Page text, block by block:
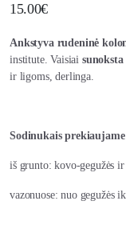
15.00€
Ankstyva rudeninė
institute. Vaisiai
ir ligoms, derlinga.
Sodinukais prekiaujame
iš grunto: kovo-gegužės
vazonuose: nuo gegužės